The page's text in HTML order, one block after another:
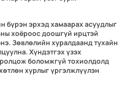
бүрэн эрхэд хамаарах асуудлыг
хоёроос доошгүй ирцтэй
Зөвлөлийн хуралдаанд тухайн
Хүндэтгэх үзэх
боломжгүй тохиолдолд
хурлыг үргэлжлүүлэн